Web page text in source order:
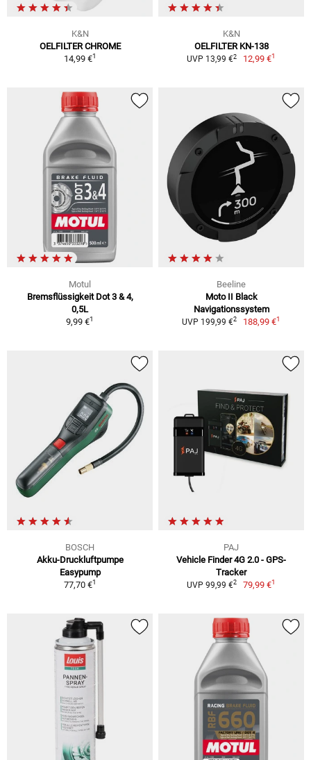
K&N
OELFILTER CHROME
14,99 €1
K&N
OELFILTER KN-138
UVP 13,99 €2 12,99 €1
Motul
Bremsflüssigkeit Dot 3 & 4,
0,5L
9,99 €1
Beeline
Moto II Black
Navigationssystem
UVP 199,99 €2 188,99 €1
BOSCH
Akku-Druckluftpumpe
Easypump
77,70 €1
PAJ
Vehicle Finder 4G 2.0 - GPS-
Tracker
UVP 99,99 €2 79,99 €1